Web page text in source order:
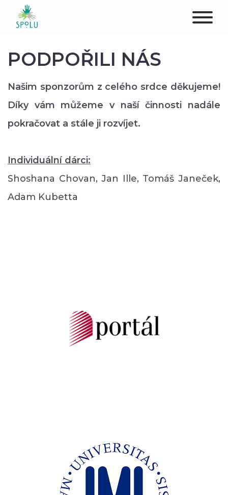
PODPOŘTE NÁS
PŮSOBIŠTĚ
PROFESIONÁLOVÉ
PODPOŘILI NÁS
Našim sponzorům z celého srdce děkujeme!
Díky vám můžeme v naší činnosti nadále
pokračovat a stále ji rozvíjet.
Individuální dárci:
Shoshana Chovan, Jan Ille, Tomáš Janeček,
Adam Kubetta